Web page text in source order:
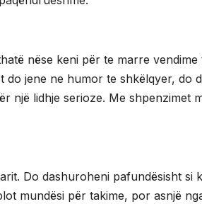
nëse keni për te marre vendime
do jene ne humor te shkëlqyer, do
një lidhje serioze. Me shpenzimet
Do dashuroheni pafundësisht si
mundësi për takime, por asnjë